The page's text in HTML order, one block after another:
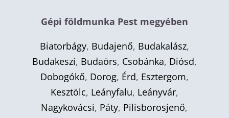
Gépi földmunka Pest megyében
Biatorbágy, Budajenő, Budakalász,
Budakeszi, Budaörs, Csobánka, Diósd,
Dobogókő, Dorog, Érd, Esztergom,
Kesztölc, Leányfalu, Leányvár,
Nagykovácsi, Páty, Pilisborosjenő,